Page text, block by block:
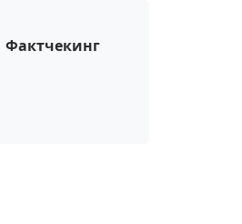
Фактчекинг